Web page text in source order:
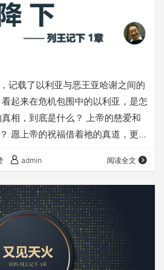
记载了以利亚与恶王亚哈谢之间的
起来在危机包围中的以利亚，是怎
相，到底是什么？ 上帝的慈爱和
愿上帝的祝福借着祂的真道，更多
友在微信里打不开本文，可以把下
器里打开）：
重温之前的内容，请点击：
家在手机浏览器或电脑浏览器里收
admin 阅读全文